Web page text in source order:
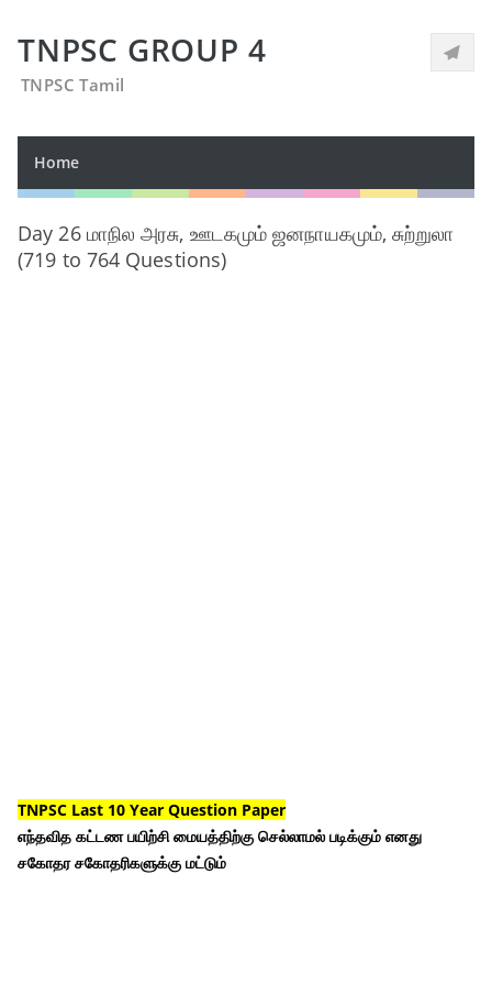
TNPSC GROUP 4
TNPSC Tamil
Home
Day 26 மாநில அரசு, ஊடகமும் ஜனநாயகமும், சுற்றுலா
(719 to 764 Questions)
TNPSC Last 10 Year Question Paper
எந்தவித கட்டண பயிற்சி மையத்திற்கு செல்லாமல் படிக்கும் எனது
சகோதர சகோதரிகளுக்கு மட்டும்